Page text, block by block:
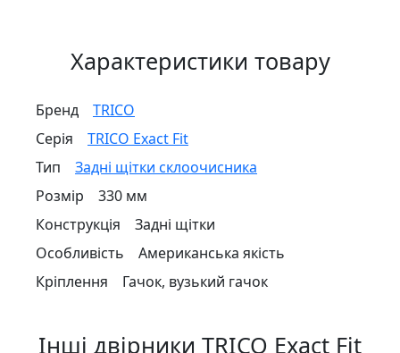
Характеристики товару
Бренд
TRICO
Серія
TRICO Exact Fit
Тип
Задні щітки склоочисника
Розмір
330 мм
Конструкція
Задні щітки
Особливість
Американська якість
Кріплення
Гачок, вузький гачок
Інші двірники TRICO Exact Fit